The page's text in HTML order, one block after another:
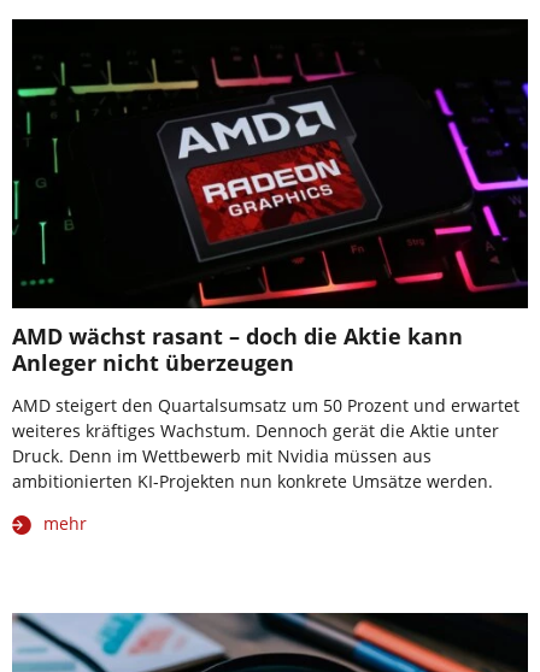
AMD wächst rasant – doch die Aktie kann
Anleger nicht überzeugen
AMD steigert den Quartalsumsatz um 50 Prozent und erwartet
weiteres kräftiges Wachstum. Dennoch gerät die Aktie unter
Druck. Denn im Wettbewerb mit Nvidia müssen aus
ambitionierten KI-Projekten nun konkrete Umsätze werden.
mehr